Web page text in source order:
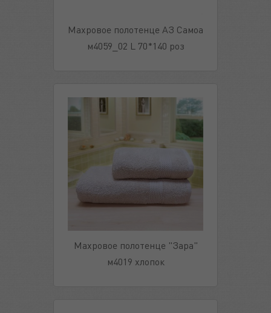
Махровое полотенце АЗ Самоа
м4059_02 L 70*140 роз
Махровое полотенце "Зара"
м4019 хлопок